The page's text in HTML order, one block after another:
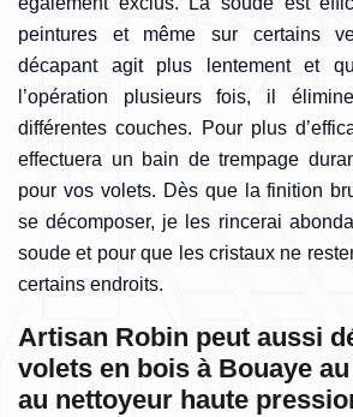
peintures et même sur certains
décapant agit plus lentement et
l’opération plusieurs fois, il
différentes couches. Pour plus
effectuera un bain de trempage
pour vos volets. Dès que la finition
se décomposer, je les rincerai
soude et pour que les cristaux ne
certains endroits.
Artisan Robin peut aussi
volets en bois à Bouaye
au nettoyeur haute